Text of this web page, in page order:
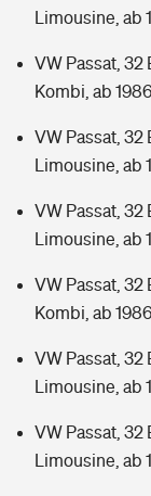
Limousine, ab
VW Passat, 32
Kombi, ab 1986
VW Passat, 32
Limousine, ab
VW Passat, 32
Limousine, ab
VW Passat, 32
Kombi, ab 1986
VW Passat, 32
Limousine, ab
VW Passat, 32
Limousine, ab